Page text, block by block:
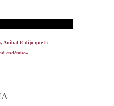
Aníbal F. dijo que la
endémica»